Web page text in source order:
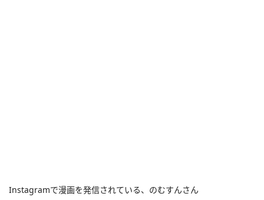
Instagramで漫画を発信されている、のむすんさん